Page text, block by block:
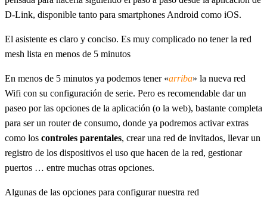
D-Link, disponible tanto para smartphones Android como iOS.
El asistente es claro y conciso. Es muy complicado no tener la red
mesh lista en menos de 5 minutos
En menos de 5 minutos ya podemos tener «arriba» la nueva red
Wifi con su configuración de serie. Pero es recomendable dar un
paseo por las opciones de la aplicación (o la web), bastante completa
para ser un router de consumo, donde ya podremos activar extras
como los controles parentales, crear una red de invitados, llevar un
registro de los dispositivos el uso que hacen de la red, gestionar
puertos … entre muchas otras opciones.
Algunas de las opciones para configurar nuestra red